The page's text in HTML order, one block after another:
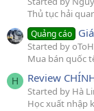
Thủ tục hải
Quảng cáo
Started by
Mua bán quốc
H Review
Started by Hà
Học xuất nhập